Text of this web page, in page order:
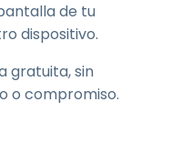
de tu
dispositivo.
gratuita, sin
o compromiso.